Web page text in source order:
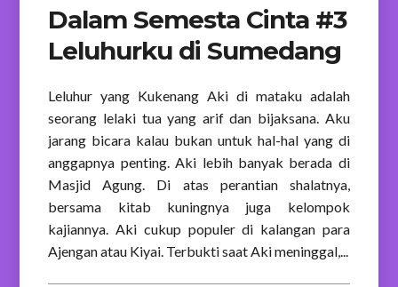
Dalam Semesta Cinta #3
Leluhurku di Sumedang
Leluhur yang Kukenang Aki di mataku adalah
seorang lelaki tua yang arif dan bijaksana. Aku
jarang bicara kalau bukan untuk hal-hal yang di
anggapnya penting. Aki lebih banyak berada di
Masjid Agung. Di atas perantian shalatnya,
bersama kitab kuningnya juga kelompok
kajiannya. Aki cukup populer di kalangan para
Ajengan atau Kiyai. Terbukti saat Aki meninggal,...